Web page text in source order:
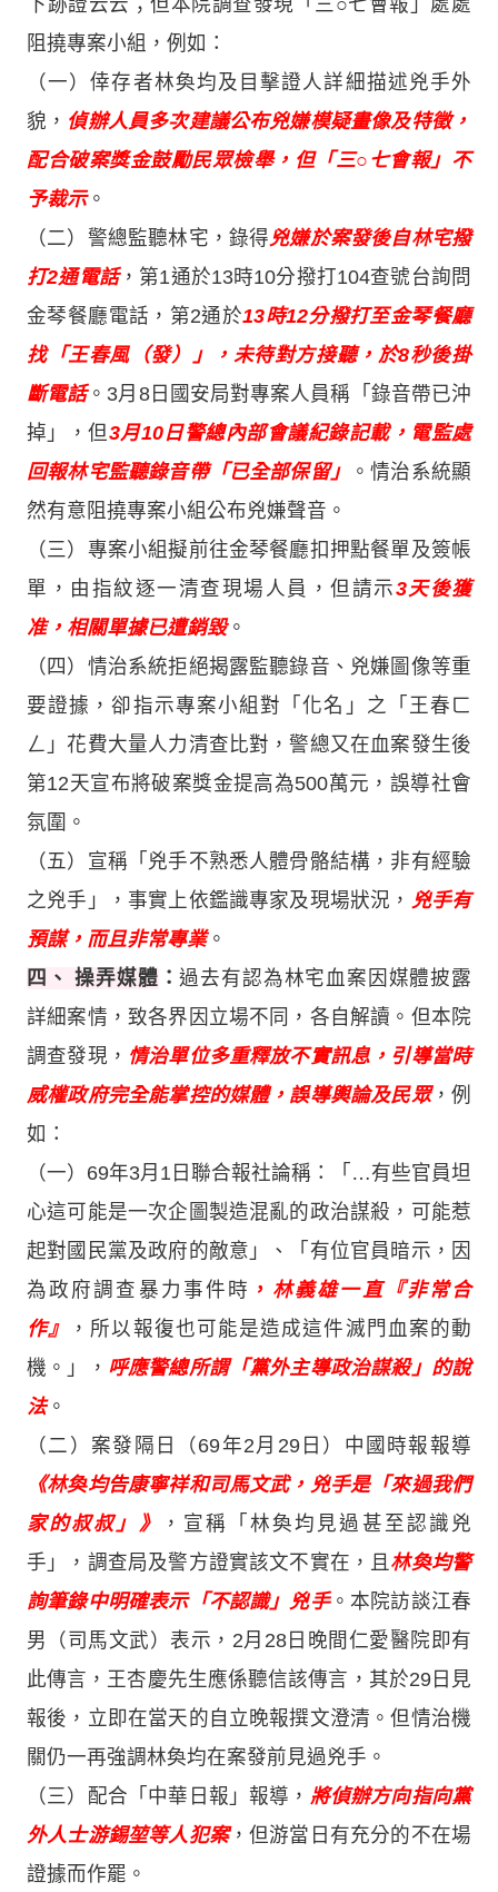
阻撓專案小組，例如：
（一）倖存者林奐均及目擊證人詳細描述兇手外
貌， 偵辦人員多次建議公布兇嫌模疑畫像及特徵，
配合破案獎金鼓勵民眾檢舉，但「三○七會報」不
予裁示。
（二）警總監聽林宅，錄得 兇嫌於案發後自林宅撥
打2通電話，第1通於13時10分撥打104查號台詢問
金琴餐廳電話，第2通於13時12分撥打至金琴餐廳
找「王春風（發）」，未待對方接聽，於8秒後掛
斷電話。3月8日國安局對專案人員稱「錄音帶已沖
掉」，但3月10日警總內部會議紀錄記載，電監處
回報林宅監聽錄音帶「已全部保留」
。情治系統顯
然有意阻撓專案小組公布兇嫌聲音。
（三）專案小組擬前往金琴餐廳扣押點餐單及簽帳
單，由指紋逐一清查現場人員，但請示3天後獲
准，相關單據已遭銷毀。
（四）情治系統拒絕揭露監聽錄音、兇嫌圖像等重
要證據，卻指示專案小組對「化名」之「王春ㄈ
ㄥ」花費大量人力清查比對，警總又在血案發生後
第12天宣布將破案獎金提高為500萬元，誤導社會
氛圍。
（五）宣稱「兇手不熟悉人體骨骼結構，非有經驗
之兇手」，事實上依鑑識專家及現場狀況， 兇手有
預謀，而且非常專業。
四、 操弄媒體 ：過去有認為林宅血案因媒體披露
詳細案情，致各界因立場不同，各自解讀。但本院
調查發現， 情治單位多重釋放不實訊息，引導當時
威權政府完全能掌控的媒體，誤導輿論及民眾，例
如：
（一）69年3月1日聯合報社論稱：「…有些官員坦
心這可能是一次企圖製造混亂的政治謀殺，可能惹
起對國民黨及政府的敵意」、「有位官員暗示，因
為政府調查暴力事件時 ， 林義雄一直『非常合
作』
，所以報復也可能是造成這件滅門血案的動
機。」， 呼應警總所謂「黨外主導政治謀殺」的說
法。
（二）案發隔日（69年2月29日）中國時報報導
《林奐均告康寧祥和司馬文武，兇手是「來過我們
家的叔叔」》
，宣稱「林奐均見過甚至認識兇
手」，調查局及警方證實該文不實在，且 林奐均警
詢筆錄中明確表示「不認識」兇手。本院訪談江春
男（司馬文武）表示，2月28日晚間仁愛醫院即有
此傳言，王杏慶先生應係聽信該傳言，其於29日見
報後，立即在當天的自立晚報撰文澄清。但情治機
關仍一再強調林奐均在案發前見過兇手。
（三）配合「中華日報」報導， 將偵辦方向指向黨
外人士游錫堃等人犯案，但游當日有充分的不在場
證據而作罷。